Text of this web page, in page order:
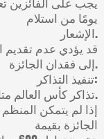
يومًا من استلام
الإشعار.
قد يؤدي عدم تقديم
إلى فقدان الجائزة.
تنفيذ التذاكر:
تذاكر كأس العالم متاحة حسب التوفر والشراء الناجح.
إذا لم يتمكن
الجائزة بقيمة